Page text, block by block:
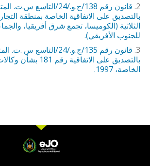
قانون رقم 138/ج.و./24/التاسع س.ت.
بالتصديق على الاتفاقية الخاصة بمنطقة
الثلاثية (الكوميسا، تجمع شرق أفريقيا،
للجنوب الأفريقي).
قانون رقم 135/ج.و./24/التاسع س
بالتصديق على الاتفاقية رقم
الخاصة، 1997.